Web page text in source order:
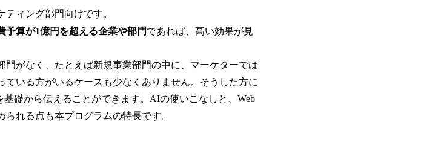
ィング部門向けです。
予算が1億円を超える企業や部門であれば、高い効果が見
がなく、たとえば新規事業部門の中に、マーケターでは
いる方がいるケースも少なくありません。そうした方に
礎から伝えることができます。AIの使いこなしと、Web
れる点も本プログラムの特長です。